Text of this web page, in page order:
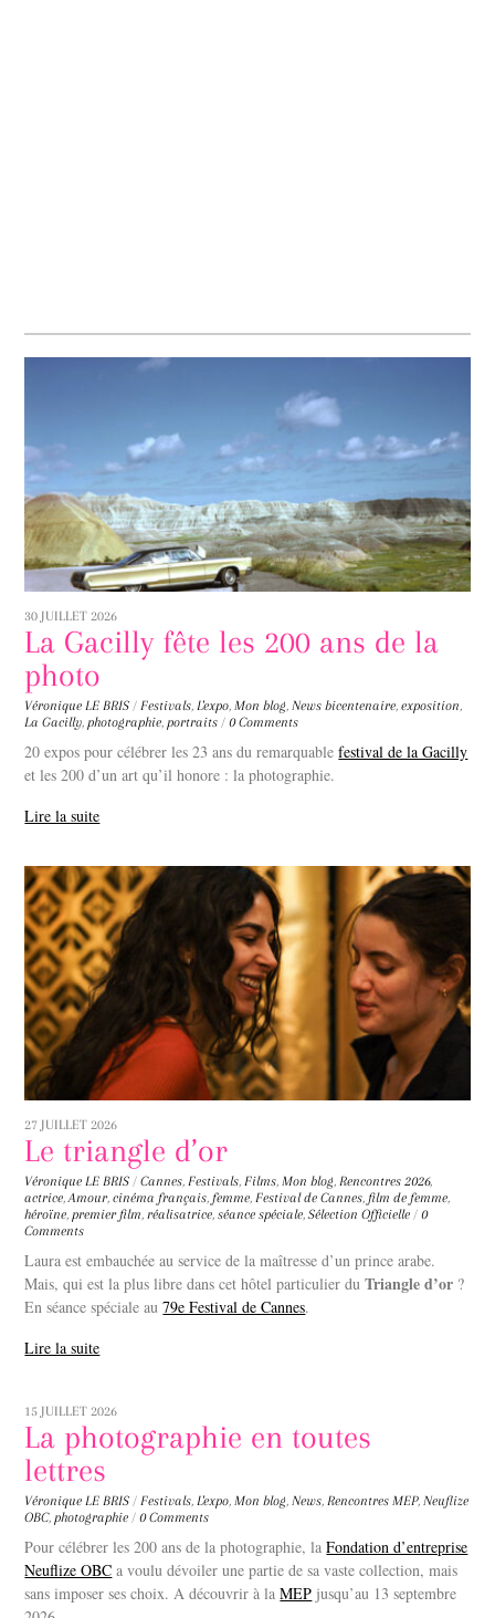
30 JUILLET 2026
La Gacilly fête les 200 ans de la
photo
Véronique LE BRIS / Festivals, L'expo, Mon blog, News bicentenaire,exposition,
La Gacilly, photographie, portraits / 0 Comments
20 expos pour célébrer les 23 ans du remarquablefestival de la Gacilly
et les 200 d’un art qu’il honore : la photographie.
Lire la suite
27 JUILLET 2026
Le triangle d’or
Véronique LE BRIS / Cannes, Festivals, Films, Mon blog, Rencontres 2026,
actrice,Amour,cinéma français, femme, Festival de Cannes, film de femme,
héroïne, premier film, réalisatrice,séance spéciale,Sélection Officielle / 0
Comments
Laura est embauchée au service de la maîtresse d’un prince arabe.
Mais, qui est la plus libre dans cet hôtel particulier duTriangle d’or ?
En séance spéciale au79e Festival de Cannes.
Lire la suite
15 JUILLET 2026
La photographie en toutes
lettres
Véronique LE BRIS / Festivals,L'expo,Mon blog,News,Rencontres MEP,Neuflize
OBC,photographie / 0 Comments
Pour célébrer les 200 ans de la photographie, laFondation d’entreprise
Neuflize OBC a voulu dévoiler une partie de sa vaste collection, mais
sans imposer ses choix. A découvrir à laMEP jusqu’au 13 septembre